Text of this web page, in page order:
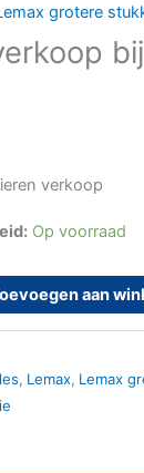
grotere
verkoop
Op voorraad
bij de boeraan
, Lemax, Lemax